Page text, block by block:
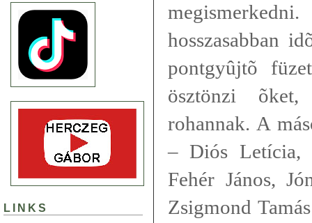
LINKS
hosszasabban
pontgyûjtõ
ösztönzi
rohannak. A
– Diós Letícia,
Fehér János,
Zsigmond